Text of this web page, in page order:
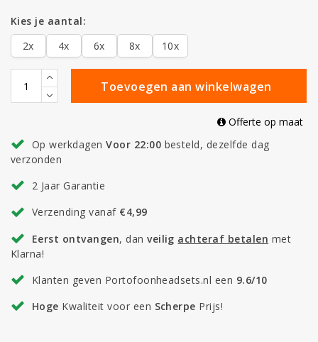
Kies je aantal:
2x
4x 6x 8x 10x
Toevoegen aan winkelwagen
Offerte op maat
Op werkdagenVoor 22:00 besteld, dezelfde dag
verzonden
2 Jaar Garantie
Verzending vanaf €4,99
Eerst ontvangen, danveilig achteraf betalen met
Klarna!
Klanten geven Portofoonheadsets.nl een 9.6/10
Hoge Kwaliteit voor een Scherpe Prijs!